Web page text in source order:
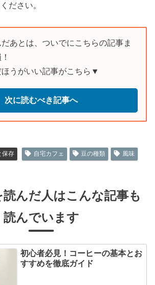
ださい。
あとは、ついでにこちらの記事ま
うがいい記事がこちら▼
次に読むべき記事へ
保存 自宅カフェ 豆の種類 風味
読んだ人はこんな記事も
読んでいます
初心者必見！コーヒーの基本とお
すすめを徹底ガイド